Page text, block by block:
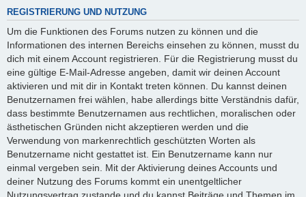
REGISTRIERUNG UND NUTZUNG
Um die Funktionen des Forums nutzen zu können und die
Informationen des internen Bereichs einsehen zu können, musst du
dich mit einem Account registrieren. Für die Registrierung musst du
eine gültige E-Mail-Adresse angeben, damit wir deinen Account
aktivieren und mit dir in Kontakt treten können. Du kannst deinen
Benutzernamen frei wählen, habe allerdings bitte Verständnis dafür,
dass bestimmte Benutzernamen aus rechtlichen, moralischen oder
ästhetischen Gründen nicht akzeptieren werden und die
Verwendung von markenrechtlich geschützten Worten als
Benutzername nicht gestattet ist. Ein Benutzername kann nur
einmal vergeben sein. Mit der Aktivierung deines Accounts und
deiner Nutzung des Forums kommt ein unentgeltlicher